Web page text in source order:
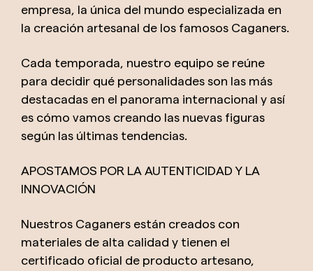
empresa, la única del mundo especializada en
la creación artesanal de los famosos Caganers.
Cada temporada, nuestro equipo se reúne
para decidir qué personalidades son las más
destacadas en el panorama internacional y así
es cómo vamos creando las nuevas figuras
según las últimas tendencias.
APOSTAMOS POR LA AUTENTICIDAD Y LA
INNOVACIÓN
Nuestros Caganers están creados con
materiales de alta calidad y tienen el
certificado oficial de producto artesano,